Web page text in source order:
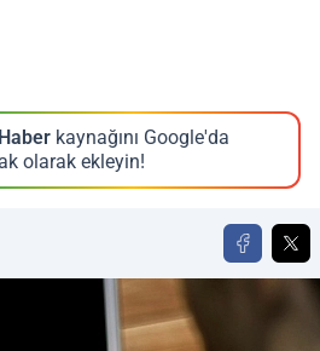
kaynağını Google'da
olarak ekleyin!